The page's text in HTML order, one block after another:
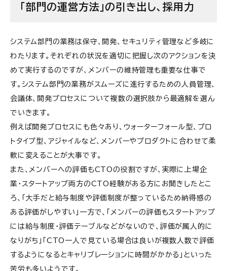
「部門の運営方法」の引き出し、採用力
システム部門の業務は保守、開発、セキュリティ管理など多岐に
わたります。それぞれの状況を適切に把握し次のアクションを決
めて実行するのですが、メンバーの維持管理も重要な仕事で
す。システム部門の業務がスムーズに進行するための人員管理、
会議体、開発プロセスについて複数の選択肢から最適解を選ん
でいきます。
例えば開発プロセスにも色々あり、ウォーターフォール型、プロ
トタイプ型、アジャイルなど、メンバーやプロダクトに合わせて柔
軟に変えることが大事です。
また、メンバーへの評価もCTOの役割ですが、実際に上場企
業・スタートアップ両方のCTO経験がある方にお聞きしたとこ
ろ、「 大手だと給与制度や評価制度が整っているため納得感の
ある評価がしやすい 」一方で、「メンバーの評価もスタートアップ
には給与制度・評価テーブルなどがないので、評価が属人的に
なりがち」「CTO一人で見ている場合は良いが複数人数で評価
するようになるとキャリブレーションに時間がかかる」といった
苦労も多いようです。